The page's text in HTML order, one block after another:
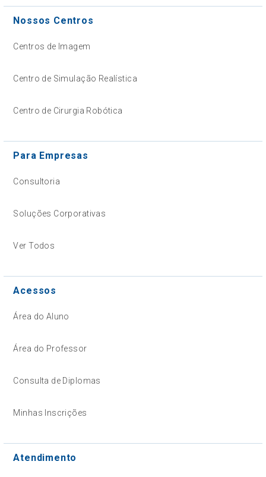
Nossos Centros
Centros de Imagem
Centro de Simulação Realística
Centro de Cirurgia Robótica
Para Empresas
Consultoria
Soluções Corporativas
Ver Todos
Acessos
Área do Aluno
Área do Professor
Consulta de Diplomas
Minhas Inscrições
Atendimento